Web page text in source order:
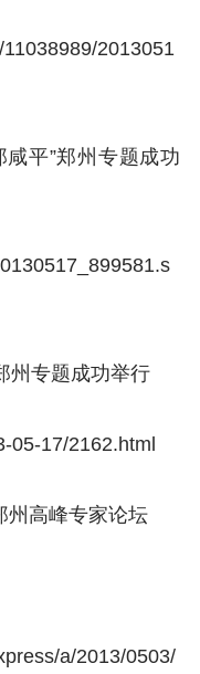
2013051
平”郑州专题成功
州专题成功举行
05-17/2162.html
州高峰专家论坛
a/2013/0503/